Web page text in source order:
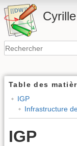
Table des
IGP
Infrastructure
IGP